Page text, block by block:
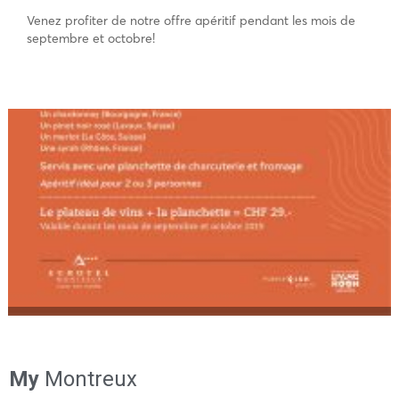
Venez profiter de notre offre apéritif pendant les mois de
septembre et octobre!
My Montreux